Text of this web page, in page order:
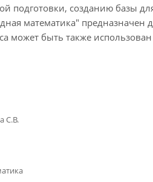
подготовки, созданию базы
математика" предназначен
может быть также
С.В.